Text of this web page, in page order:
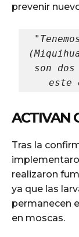
prevenir
son
este
ACTIVAN
Tras la
realizaron
ya que las
permanecen
en moscas.